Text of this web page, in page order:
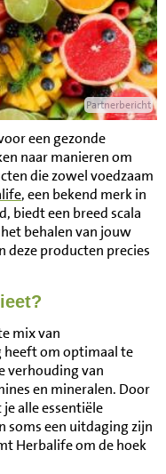
Partnerbericht
een gezonde
naar manieren om
die zowel voedzaam
, een bekend merk in
biedt een breed scala
behalen van jouw
deze producten precies
mix van
heeft om optimaal te
verhouding van
en mineralen. Door
alle essentiële
een uitdaging zijn
Herbalife om de hoek